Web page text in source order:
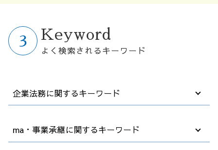
Keyword
よく検索されるキーワード
企業法務に関するキーワード
契約書 訂正
顧問弁護士 契約
ma・事業承継に関するキーワード